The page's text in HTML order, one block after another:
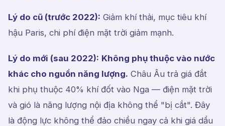
Lý do cũ (trước 2022): Giảm khí thải, mục tiêu khí
hậu Paris, chi phí điện mặt trời giảm mạnh.
Lý do mới (sau 2022): Không phụ thuộc vào nước
khác cho nguồn năng lượng. Châu Âu trả giá đắt
khi phụ thuộc 40% khí đốt vào Nga — điện mặt trời
và gió là năng lượng nội địa không thể "bị cắt". Đây
là động lực không thể đảo chiều ngay cả khi giá dầu